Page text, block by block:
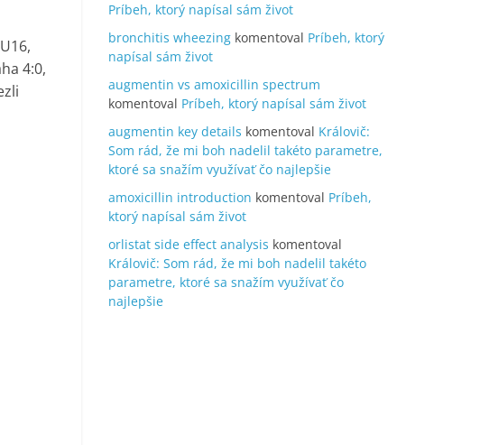
4:0,
Príbeh, ktorý napísal sám život
bronchitis wheezing komentoval Príbeh, ktorý
napísal sám život
augmentin vs amoxicillin spectrum
komentoval Príbeh, ktorý napísal sám život
augmentin key details komentoval Královič:
Som rád, že mi boh nadelil takéto parametre,
ktoré sa snažím využívať čo najlepšie
amoxicillin introduction komentoval Príbeh,
ktorý napísal sám život
orlistat side effect analysis komentoval
Královič: Som rád, že mi boh nadelil takéto
parametre, ktoré sa snažím využívať čo
najlepšie